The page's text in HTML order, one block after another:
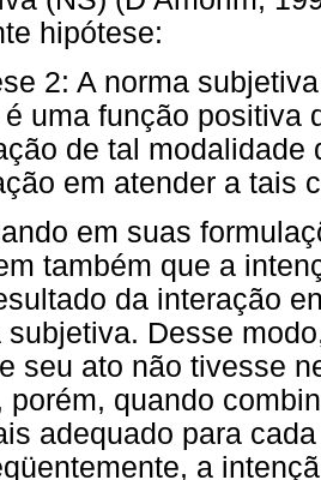
hipótese:
2: A norma
é uma função positiva
de tal
em atender a tais
em suas
também que a
da interação
subjetiva. Desse
seu ato não tivesse
porém, quando
adequado para
a